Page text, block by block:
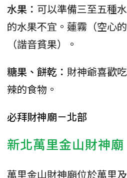
水果： 可以準備三至五種
的水果不宜。蓮霧（空心
（諧音貧果）。
糖果、餅乾： 財神爺喜歡
辣的食物。
必拜財神廟－北部
新北萬里金山財神廟
萬里金山財神廟位於萬里